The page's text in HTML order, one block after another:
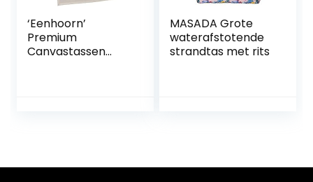
‘Eenhoorn’
Premium
Canvastassen
MASADA Grote
waterafstotende
strandtas met rits